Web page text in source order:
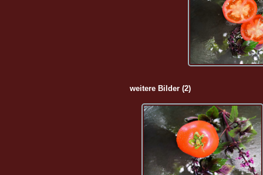
weitere Bilder (2)